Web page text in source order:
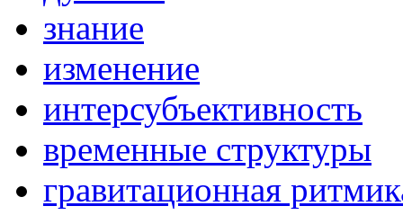
знание
изменение
интерсубъективность
временные структуры
гравитационная